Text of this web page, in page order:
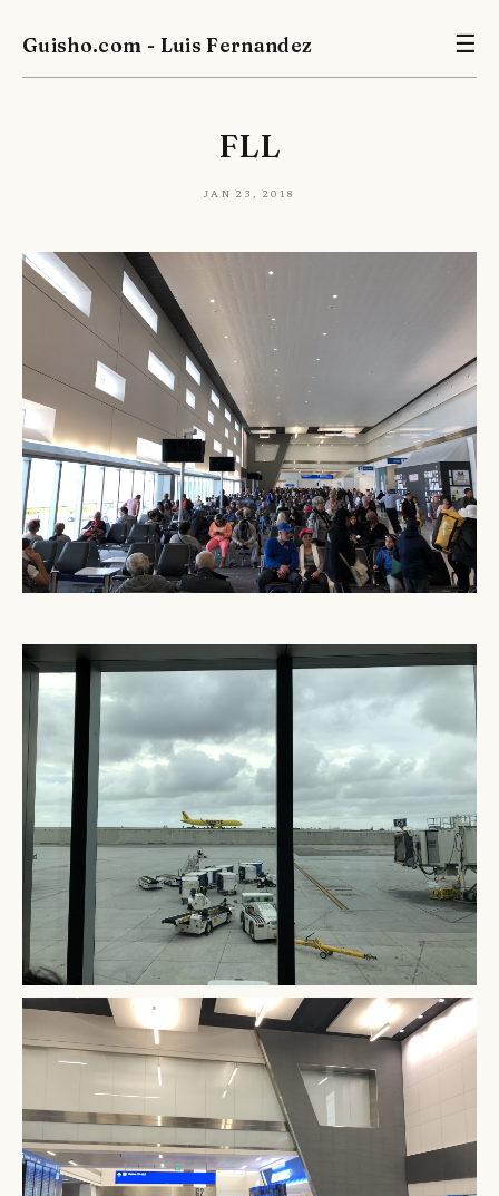
Guisho.com - Luis Fernandez ☰
FLL
Jan 23, 2018